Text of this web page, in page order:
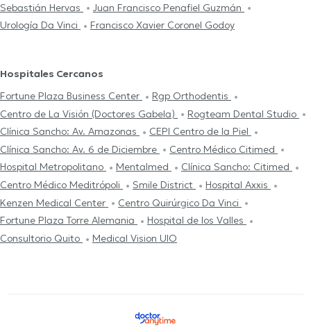
Sebastián Hervas
Juan Francisco Penafiel Guzmán
Urología Da Vinci
Francisco Xavier Coronel Godoy
Hospitales Cercanos
Fortune Plaza Business Center
Rgp Orthodentis
Centro de La Visión (Doctores Gabela)
Rogteam Dental Studio
Clínica Sancho: Av. Amazonas
CEPI Centro de la Piel
Clínica Sancho: Av. 6 de Diciembre
Centro Médico Citimed
Hospital Metropolitano
Mentalmed
Clínica Sancho: Citimed
Centro Médico Meditrópoli
Smile District
Hospital Axxis
Kenzen Medical Center
Centro Quirúrgico Da Vinci
Fortune Plaza Torre Alemania
Hospital de los Valles
Consultorio Quito
Medical Vision UIO